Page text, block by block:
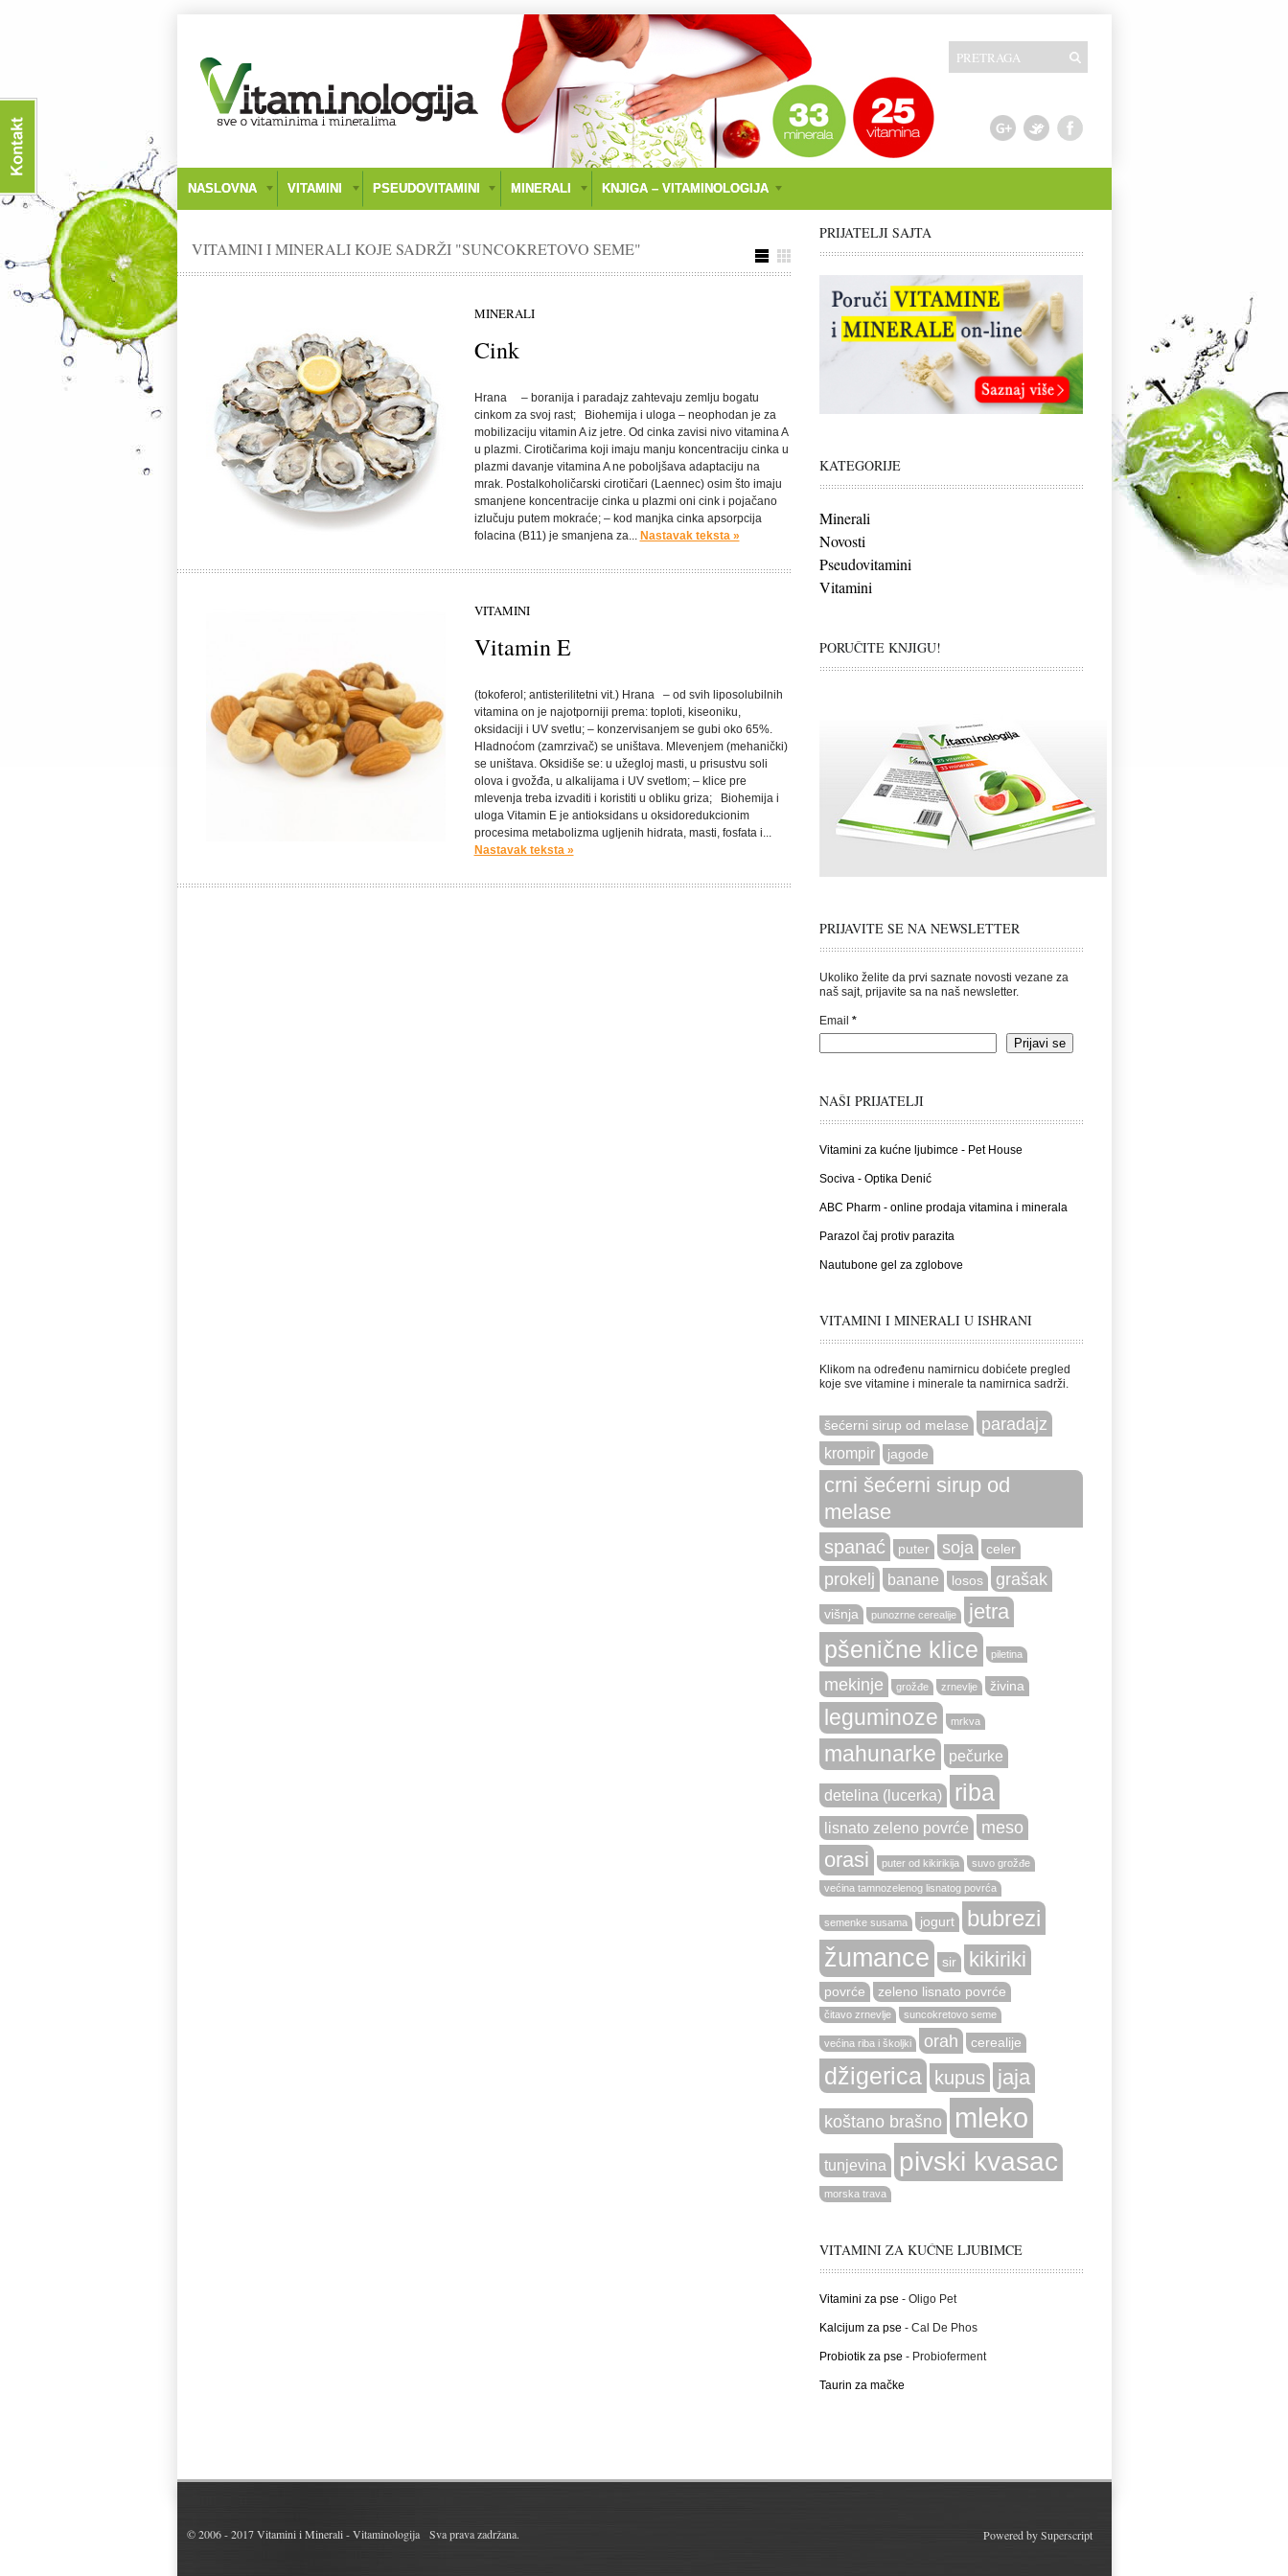
NASLOVNA VITAMINI PSEUDOVITAMINI MINERALI KNJIGA – VITAMINOLOGIJA
VITAMINI I MINERALI KOJE SADRŽI "SUNCOKRETOVO SEME"
MINERALI
Cink
Hrana – boranija i paradajz zahtevaju zemlju bogatu
cinkom za svoj rast; Biohemija i uloga – neophodan je za
mobilizaciju vitamin A iz jetre. Od cinka zavisi nivo vitamina A
u plazmi. Cirotičarima koji imaju manju koncentraciju cinka u
plazmi davanje vitamina A ne poboljšava adaptaciju na
mrak. Postalkoholičarski cirotičari (Laennec) osim što imaju
smanjene koncentracije cinka u plazmi oni cink i pojačano
izlučuju putem mokraće; – kod manjka cinka apsorpcija
folacina (B11) je smanjena za... Nastavak teksta »
VITAMINI
Vitamin E
(tokoferol; antisterilitetni vit.) Hrana – od svih liposolubilnih
vitamina on je najotporniji prema: toploti, kiseoniku,
oksidaciji i UV svetlu; – konzervisanjem se gubi oko 65%.
Hladnoćom (zamrzivač) se uništava. Mlevenjem (mehanički)
se uništava. Oksidiše se: u užegloj masti, u prisustvu soli
olova i gvožđa, u alkalijama i UV svetlom; – klice pre
mlevenja treba izvaditi i koristiti u obliku griza; Biohemija i
uloga Vitamin E je antioksidans u oksidoredukcionim
procesima metabolizma ugljenih hidrata, masti, fosfata i...
Nastavak teksta »
PRIJATELJI SAJTA
KATEGORIJE
Minerali
Novosti
Pseudovitamini
Vitamini
PORUČITE KNJIGU!
PRIJAVITE SE NA NEWSLETTER
Ukoliko želite da prvi saznate novosti vezane za
naš sajt, prijavite sa na naš newsletter.
Email *
NAŠI PRIJATELJI
Vitamini za kućne ljubimce - Pet House
Sociva - Optika Denić
ABC Pharm - online prodaja vitamina i minerala
Parazol čaj protiv parazita
Nautubone gel za zglobove
VITAMINI I MINERALI U ISHRANI
Klikom na određenu namirnicu dobićete pregled
koje sve vitamine i minerale ta namirnica sadrži.
šećerni sirup od melase paradajz
krompir jagode
crni šećerni sirup od
melase
spanać puter soja celer
prokelj banane losos grašak
višnja punozrne cerealije jetra
pšenične klice piletina
mekinje grožđe zrnevlje živina
leguminoze mrkva
mahunarke pečurke
detelina (lucerka) riba
lisnato zeleno povrće meso
orasi puter od kikirikija suvo grožđe
većina tamnozelenog lisnatog povrća
semenke susama jogurt bubrezi
žumance sir kikiriki
povrće zeleno lisnato povrće
čitavo zrnevlje suncokretovo seme
većina riba i školjki orah cerealije
džigerica kupus jaja
koštano brašno mleko
tunjevina pivski kvasac
morska trava
VITAMINI ZA KUĆNE LJUBIMCE
Vitamini za pse - Oligo Pet
Kalcijum za pse - Cal De Phos
Probiotik za pse - Probioferment
Taurin za mačke
© 2006 - 2017Vitamini i Minerali - Vitaminologija Sva prava zadržana. Powered bySuperscript